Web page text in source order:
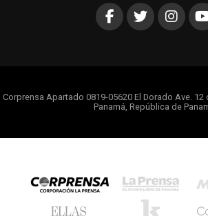
Corprensa Apartado 0819-05620 El Dorado Ave. 12
Panamá, República de